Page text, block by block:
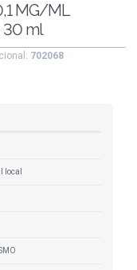
MG/ML
30 ml
702068
local